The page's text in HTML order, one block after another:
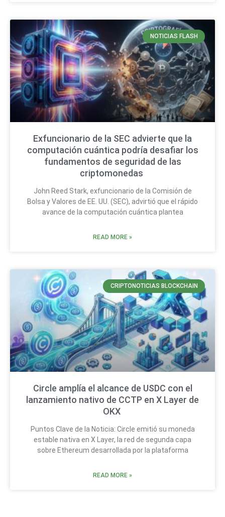
NOTICIAS FLASH
Exfuncionario de la SEC advierte que la
computación cuántica podría desafiar los
fundamentos de seguridad de las
criptomonedas
John Reed Stark, exfuncionario de la Comisión de
Bolsa y Valores de EE. UU. (SEC), advirtió que el rápido
avance de la computación cuántica plantea
READ MORE »
CRIPTONOTICIAS BLOCKCHAIN
Circle amplía el alcance de USDC con el
lanzamiento nativo de CCTP en X Layer de
OKX
Puntos Clave de la Noticia: Circle emitió su moneda
estable nativa en X Layer, la red de segunda capa
sobre Ethereum desarrollada por la plataforma
READ MORE »